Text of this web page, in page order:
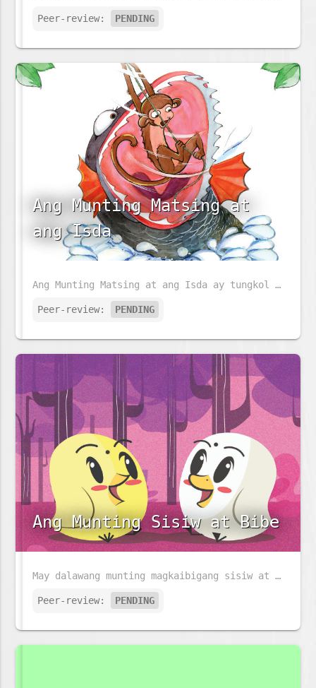
Peer-review: PENDING
Ang Munting Matsing at
ang Isda
Ang Munting Matsing at ang Isda ay tungkol sa isang bata at mapaglarong matsing. Ngunit siya ay naging mautak habang siya ay lumalaki. Sa kaniyang paglaki, kailangan niyang makipagsapalaran. Ano sa palagay mo ang kaniyang gagawin?
Peer-review: PENDING
Ang Munting Sisiw at Bibe
May dalawang munting magkaibigang sisiw at bibe na may taglay na magkaibang lakas, tunghayan natin kung papaano nila magagamit ito upang matulungan ang isa't isa.
Peer-review: PENDING